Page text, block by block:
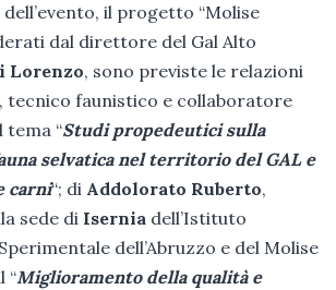
il progetto “Molise
dal direttore del Gal Alto
Lorenzo, sono previste le relazioni
, tecnico faunistico e collaboratore
tema “Studi propedeutici sulla
selvatica nel territorio del GAL e
carni“; di Addolorato Ruberto,
sede di Isernia dell’Istituto
dell’Abruzzo e del Molise
“Miglioramento della qualità e